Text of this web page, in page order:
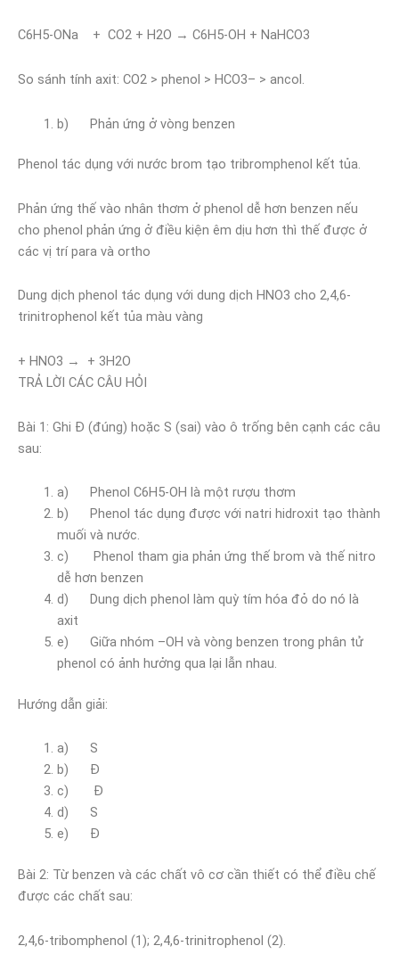
C6H5-ONa + CO2 + H2O → C6H5-OH + NaHCO3
So sánh tính axit: CO2 > phenol > HCO3– > ancol.
b) Phản ứng ở vòng benzen
Phenol tác dụng với nước brom tạo tribromphenol kết tủa.
Phản ứng thế vào nhân thơm ở phenol dễ hơn benzen nếu
cho phenol phản ứng ở điều kiện êm dịu hơn thì thế được ở
các vị trí para và ortho
Dung dịch phenol tác dụng với dung dịch HNO3 cho 2,4,6-
trinitrophenol kết tủa màu vàng
+ HNO3 → + 3H2O
TRẢ LỜI CÁC CÂU HỎI
Bài 1: Ghi Đ (đúng) hoặc S (sai) vào ô trống bên cạnh các câu
sau:
a) Phenol C6H5-OH là một rượu thơm
b) Phenol tác dụng được với natri hidroxit tạo thành
muối và nước.
c) Phenol tham gia phản ứng thế brom và thế nitro
dễ hơn benzen
d) Dung dịch phenol làm quỳ tím hóa đỏ do nó là
axit
e) Giữa nhóm –OH và vòng benzen trong phân tử
phenol có ảnh hưởng qua lại lẫn nhau.
Hướng dẫn giải:
a) S
b) Đ
c) Đ
d) S
e) Đ
Bài 2: Từ benzen và các chất vô cơ cần thiết có thể điều chế
được các chất sau:
2,4,6-tribomphenol (1); 2,4,6-trinitrophenol (2).